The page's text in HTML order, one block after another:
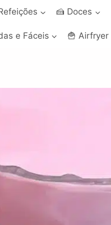
🍰 Doces
e Fáceis 🍟 Airfryer